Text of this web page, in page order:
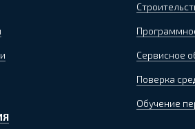
Сервисное
Поверка
Обучение